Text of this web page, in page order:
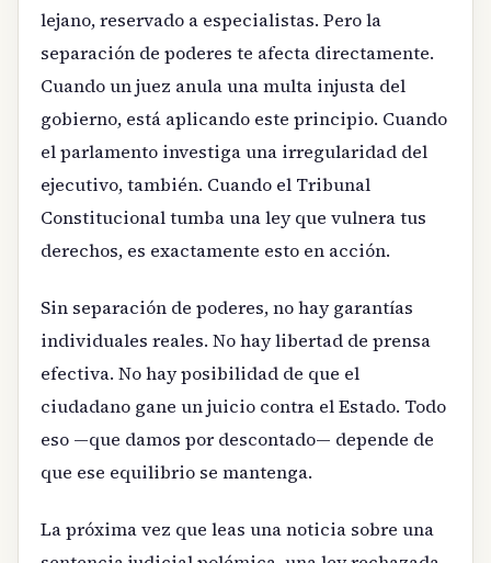
lejano, reservado a especialistas. Pero la
separación de poderes te afecta directamente.
Cuando un juez anula una multa injusta del
gobierno, está aplicando este principio. Cuando
el parlamento investiga una irregularidad del
ejecutivo, también. Cuando el Tribunal
Constitucional tumba una ley que vulnera tus
derechos, es exactamente esto en acción.
Sin separación de poderes, no hay garantías
individuales reales. No hay libertad de prensa
efectiva. No hay posibilidad de que el
ciudadano gane un juicio contra el Estado. Todo
eso —que damos por descontado— depende de
que ese equilibrio se mantenga.
La próxima vez que leas una noticia sobre una